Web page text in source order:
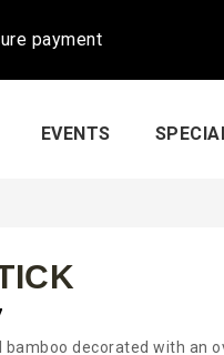
payment
EVENTS
decorated with an